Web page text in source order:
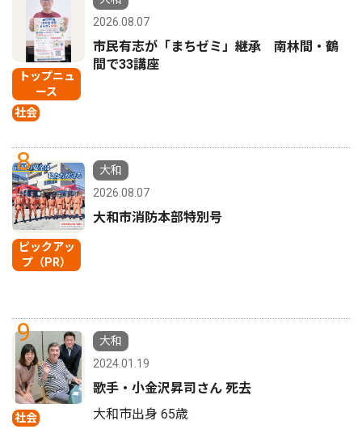
トップニュ
ース
社会
2026.08.07
市民有志が「まちゼミ」継承 南林間・鶴
間で33講座
8
ピックアッ
プ（PR）
大和
2026.08.07
大和市消防本部特別号
9
社会
大和
2024.01.19
歌手・小金沢昇司さん 死去
大和市出身 65歳